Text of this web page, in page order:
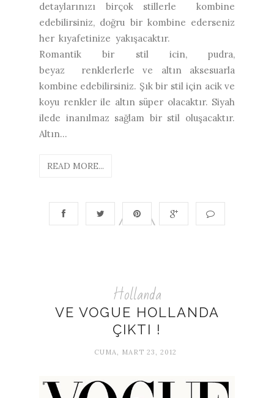
detaylarınızı birçok stillerle kombine
edebilirsiniz, doğru bir kombine ederseniz
her kıyafetinize yakışacaktır.
Romantik bir stil icin, pudra,
beyaz renklerlerle ve altın aksesuarla
kombine edebilirsiniz. Şık bir stil için acik ve
koyu renkler ile altın süper olacaktır. Siyah
ilede inanılmaz sağlam bir stil oluşacaktır.
Altın...
READ MORE...
Hollanda
VE VOGUE HOLLANDA
ÇIKTI !
CUMA, MART 23, 2012